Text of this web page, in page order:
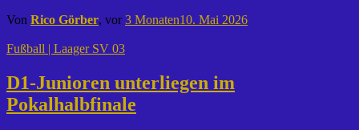
Von Rico Görber, vor3 Monaten10. Mai 2026
Fußball | Laager SV 03
D1-Junioren unterliegen im
Pokalhalbfinale